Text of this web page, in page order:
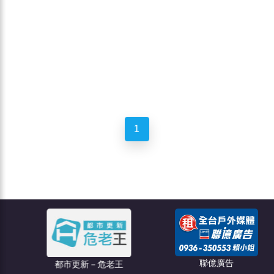
1
都市更新－危老王 聯億廣告